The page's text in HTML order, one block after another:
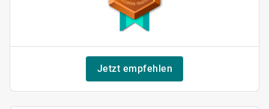
Jetzt empfehlen